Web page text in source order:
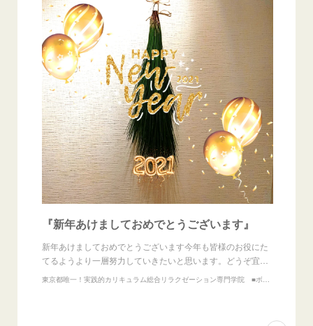
『新年あけましておめでとうございます』
新年あけましておめでとうございます今年も皆様のお役にた
てるようより一層努力していきたいと思います。どうぞ宜…
東京都唯一！実践的カリキュラム総合リラクゼーション専門学院 ■ボディリラクゼーション専門学院 立川校 ■